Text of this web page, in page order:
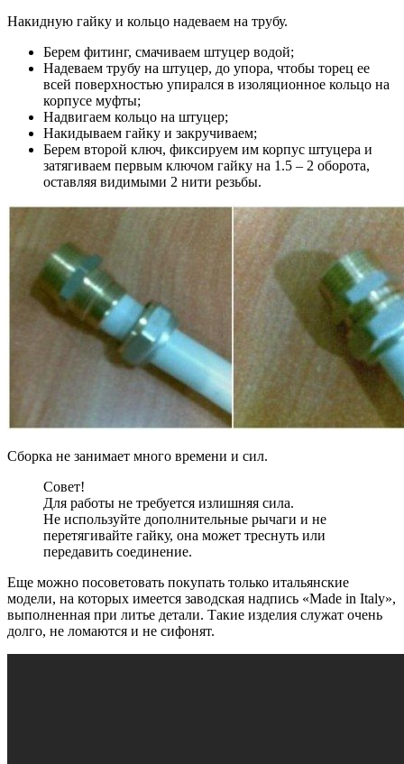
Накидную гайку и кольцо надеваем на трубу.
Берем фитинг, смачиваем штуцер водой;
Надеваем трубу на штуцер, до упора, чтобы торец ее
всей поверхностью упирался в изоляционное кольцо на
корпусе муфты;
Надвигаем кольцо на штуцер;
Накидываем гайку и закручиваем;
Берем второй ключ, фиксируем им корпус штуцера и
затягиваем первым ключом гайку на 1.5 – 2 оборота,
оставляя видимыми 2 нити резьбы.
Сборка не занимает много времени и сил.
Совет!
Для работы не требуется излишняя сила.
Не используйте дополнительные рычаги и не
перетягивайте гайку, она может треснуть или
передавить соединение.
Еще можно посоветовать покупать только итальянские
модели, на которых имеется заводская надпись «Made in Italy»,
выполненная при литье детали. Такие изделия служат очень
долго, не ломаются и не сифонят.